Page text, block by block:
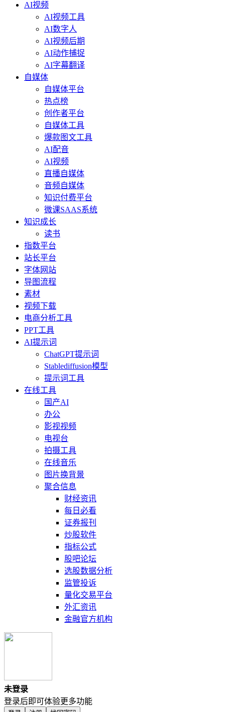
AI视频
AI视频工具
AI数字人
AI视频后期
AI动作捕捉
AI字幕翻译
自媒体
自媒体平台
热点榜
创作者平台
自媒体工具
爆款图文工具
AI配音
AI视频
直播自媒体
音频自媒体
知识付费平台
微课SAAS系统
知识成长
读书
指数平台
站长平台
字体网站
导图流程
素材
视频下载
电商分析工具
PPT工具
AI提示词
ChatGPT提示词
Stablediffusion模型
提示词工具
在线工具
国产AI
办公
影视视频
电视台
拍摄工具
在线音乐
图片换背景
聚合信息
财经资讯
每日必看
证券报刊
炒股软件
指标公式
股吧论坛
选股数据分析
监管投诉
量化交易平台
外汇资讯
金融官方机构
未登录
登录后即可体验更多功能